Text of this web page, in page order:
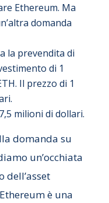
Ethereum. Ma
domanda
la prevendita di
di 1
Il prezzo di 1
milioni di dollari.
domanda su
un’occhiata
dell’asset
è una